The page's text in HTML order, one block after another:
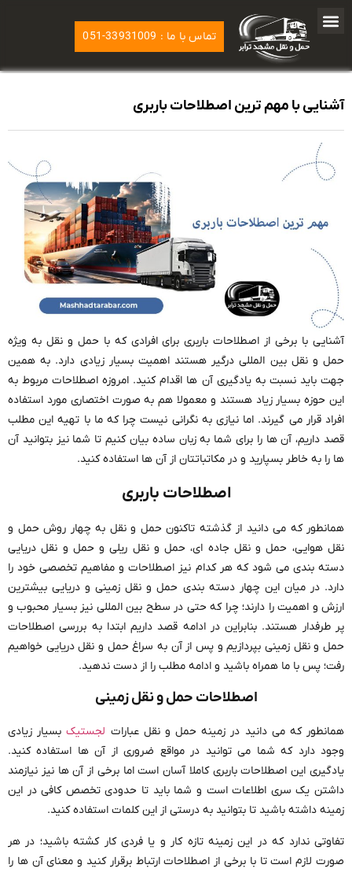
تماس با ما : 33931009-051
آشنایی با مهم ترین اصطلاحات باربری
آشنایی با برخی از اصطلاحات باربری برای افرادی که با حمل و نقل به ویژه
حمل و نقل بین المللی درگیر هستند اهمیت بسیار زیادی دارد. به همین
جهت باید نسبت به یادگیری آن ها اقدام کنید. امروزه اصطلاحات مربوط به
این حوزه بسیار زیاد هستند و معمولا هم به صورت اختصاری مورد استفاده
افراد قرار می گیرند. اما نیازی به نگرانی نیست چرا که ما با تهیه این مطلب
قصد داریم، آن ها را برای شما به زبان ساده بیان کنیم تا شما نیز بتوانید آن
ها را به خاطر بسپارید و در مکاتباتتان از آن ها استفاده کنید.
اصطلاحات باربری
همانطور که می دانید از گذشته تاکنون حمل و نقل به چهار روش حمل و
نقل هوایی، حمل و نقل جاده ای، حمل و نقل ریلی و حمل و نقل دریایی
دسته بندی می شود که هر کدام نیز اصطلاحات و مفاهیم تخصصی خود را
دارد. در میان این چهار دسته بندی حمل و نقل زمینی و دریایی بیشترین
ارزش و اهمیت را دارند؛ چرا که حتی در سطح بین المللی نیز بسیار محبوب و
پر طرفدار هستند. بنابراین در ادامه قصد داریم ابتدا به بررسی اصطلاحات
حمل و نقل زمینی بپردازیم و پس از آن به سراغ حمل و نقل دریایی خواهیم
رفت؛ پس با ما همراه باشید و ادامه مطلب را از دست ندهید.
اصطلاحات حمل و نقل زمینی
همانطور که می دانید در زمینه حمل و نقل عبارات لجستیکبسیار زیادی
وجود دارد که شما می توانید در مواقع ضروری از آن ها استفاده کنید.
یادگیری این اصطلاحات باربری کاملا آسان است اما برخی از آن ها نیز نیازمند
داشتن یک سری اطلاعات است و شما باید تا حدودی تخصص کافی در این
زمینه داشته باشید تا بتوانید به درستی از این کلمات استفاده کنید.
تفاوتی ندارد که در این زمینه تازه کار و یا فردی کار کشته باشید؛ در هر
صورت لازم است تا با برخی از اصطلاحات ارتباط برقرار کنید و معنای آن ها را